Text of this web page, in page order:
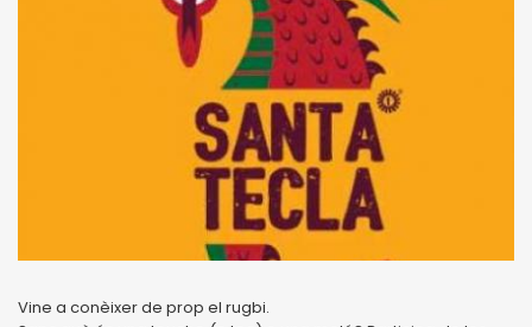
Vine a conèixer de prop el rugbi.